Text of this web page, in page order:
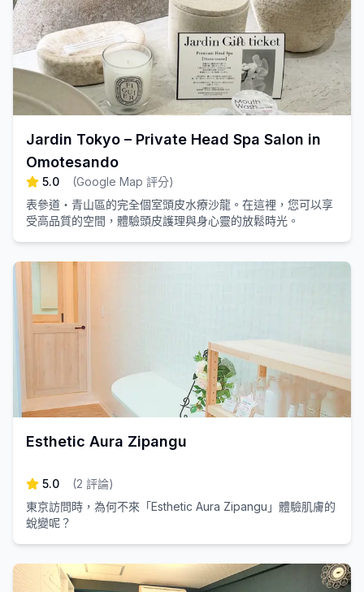
Jardin Tokyo – Private Head Spa Salon in
Omotesando
5.0 (Google Map 評分)
表參道・青山區的完全個室頭皮水療沙龍。在這裡，您可以享
受高品質的空間，體驗頭皮護理與身心靈的放鬆時光。
Esthetic Aura Zipangu
5.0 (2 評論)
東京訪問時，為何不來「Esthetic Aura Zipangu」體驗肌膚的
蛻變呢？